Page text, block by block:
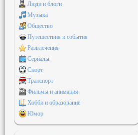
Люди и блоги
Музыка
Общество
Путешествия и события
Развлечения
Сериалы
Спорт
Транспорт
Фильмы и анимация
Хобби и образование
Юмор